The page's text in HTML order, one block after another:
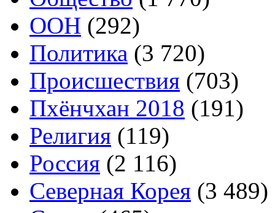
ООН (292)
Политика (3 720)
Происшествия (703)
Пхёнчхан 2018 (191)
Религия (119)
Россия (2 116)
Северная Корея (3 489)